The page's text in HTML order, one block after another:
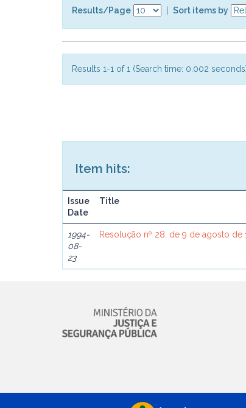
Results/Page Sort items by
Results 1-1 of 1 (Search time: 0.002
Item hits:
Issue
Date
Title
1994-
08-
23
Resolução nº 28, de 9 de agosto de